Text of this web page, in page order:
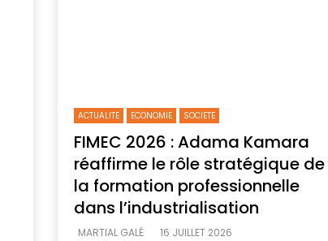
ACTUALITE ECONOMIE SOCIETE
FIMEC 2026 : Adama Kamara
réaffirme le rôle stratégique de
la formation professionnelle
dans l’industrialisation
MARTIAL GALÉ
16 JUILLET 2026